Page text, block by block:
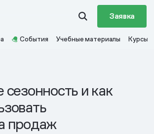
Заявка
События Учебные материалы Курсы
сезонность и как
продаж